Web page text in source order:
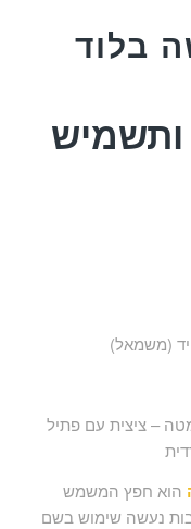
בלוד
יד (משמאל)
– ציצית עם פתיל
הוא חפץ המשמש
נעשה שימוש בשם